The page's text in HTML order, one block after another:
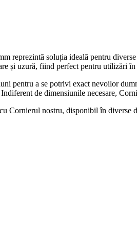
reprezintă soluția ideală pentru
și uzură, fiind perfect pentru utilizări
pentru a se potrivi exact nevoilor
de dimensiunile necesare,
Cornierul nostru, disponibil în diverse